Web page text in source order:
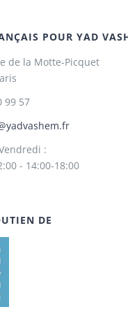
POUR YAD
de la Motte-Picquet
99 57
:
- 14:00-18:00
DE